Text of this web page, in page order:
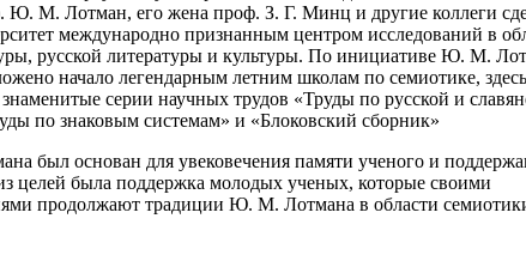
Ю. М. Лотман, его жена проф. З. Г. Минц и другие коллеги
международно признанным центром исследований в
русской литературы и культуры. По инициативе Ю. М.
начало легендарным летним школам по семиотике, здесь
серии научных трудов «Труды по русской и
по знаковым системам» и «Блоковский сборник»
был основан для увековечения памяти ученого и
целей была поддержка молодых ученых, которые своими
продолжают традиции Ю. М. Лотмана в области